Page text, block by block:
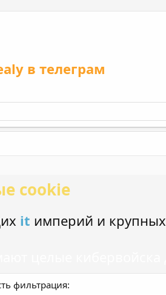
в телеграм
cookie
it империй и крупных
фильтрация: